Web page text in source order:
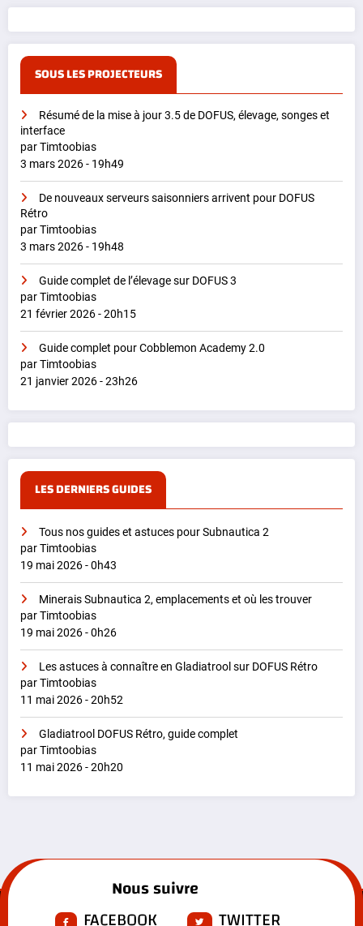
SOUS LES PROJECTEURS
Résumé de la mise à jour 3.5 de DOFUS, élevage, songes et
interface
par Timtoobias
3 mars 2026 - 19h49
De nouveaux serveurs saisonniers arrivent pour DOFUS
Rétro
par Timtoobias
3 mars 2026 - 19h48
Guide complet de l’élevage sur DOFUS 3
par Timtoobias
21 février 2026 - 20h15
Guide complet pour Cobblemon Academy 2.0
par Timtoobias
21 janvier 2026 - 23h26
LES DERNIERS GUIDES
Tous nos guides et astuces pour Subnautica 2
par Timtoobias
19 mai 2026 - 0h43
Minerais Subnautica 2, emplacements et où les trouver
par Timtoobias
19 mai 2026 - 0h26
Les astuces à connaître en Gladiatrool sur DOFUS Rétro
par Timtoobias
11 mai 2026 - 20h52
Gladiatrool DOFUS Rétro, guide complet
par Timtoobias
11 mai 2026 - 20h20
Nous suivre